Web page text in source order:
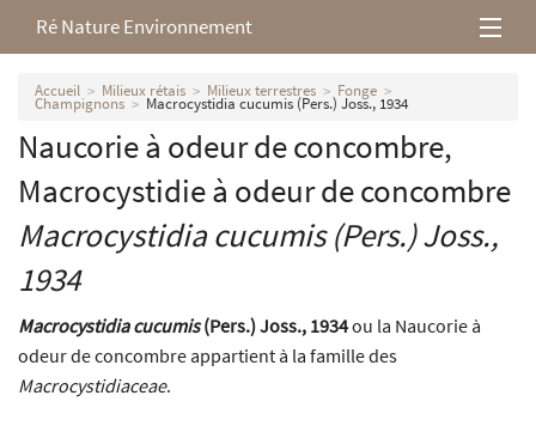
Ré Nature Environnement
L’association
Milieux rétais
Nos parutions
Accueil Milieux rétais Milieux terrestres Fonge
Champignons Macrocystidia cucumis (Pers.) Joss., 1934
Naucorie à odeur de concombre,
Macrocystidie à odeur de concombre
Macrocystidia cucumis(Pers.) Joss.,
1934
Macrocystidia cucumis(Pers.) Joss., 1934ou la Naucorie à
odeur de concombre appartient à la famille des
Macrocystidiaceae.